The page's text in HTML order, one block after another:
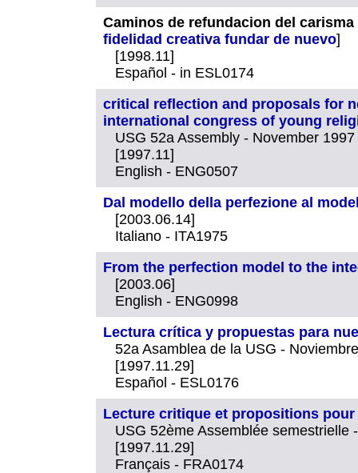
Caminos de refundacion del
fidelidad creativa fundar de nuevo]
[1998.11]
Español - in ESL0174
critical reflection and proposals for
international congress of young
USG 52a Assembly - November 1997
[1997.11]
English - ENG0507
Dal modello della perfezione al
[2003.06.14]
Italiano - ITA1975
From the perfection model to the
[2003.06]
English - ENG0998
Lectura crítica y propuestas para
52a Asamblea de la USG -
[1997.11.29]
Español - ESL0176
Lecture critique et propositions
USG 52ème Assemblée semestrielle
[1997.11.29]
Français - FRA0174